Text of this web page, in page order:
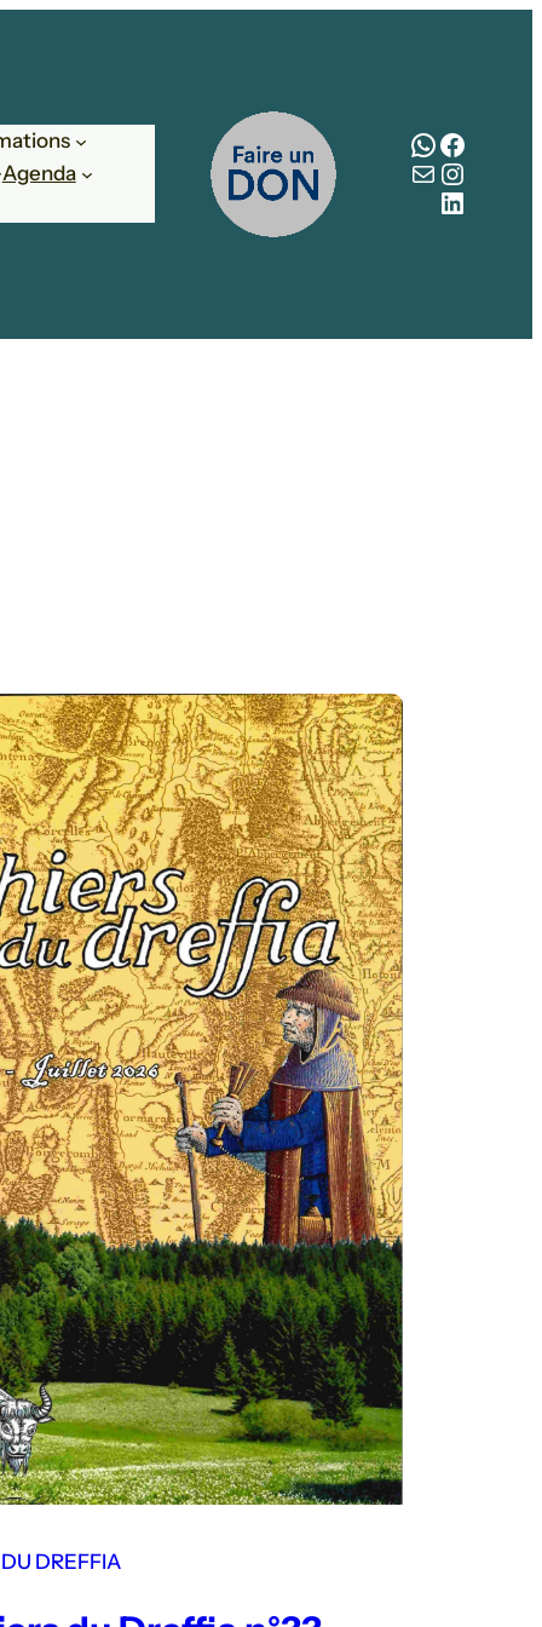
Agenda
E-mail
DREFFIA